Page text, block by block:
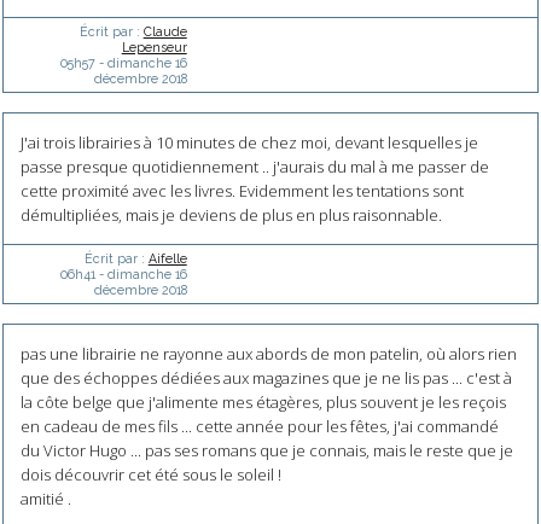
Écrit par : Claude
Lepenseur
05h57- dimanche 16
décembre 2018
J'ai trois librairies à 10 minutes de chez moi, devant lesquelles je
passe presque quotidiennement .. j'aurais du mal à me passer de
cette proximité avec les livres. Evidemment les tentations sont
démultipliées, mais je deviens de plus en plus raisonnable.
Écrit par : Aifelle
06h41 - dimanche 16
décembre 2018
pas une librairie ne rayonne aux abords de mon patelin, où alors rien
que des échoppes dédiées aux magazines que je ne lis pas ... c'est à
la côte belge que j'alimente mes étagères, plus souvent je les reçois
en cadeau de mes fils ... cette année pour les fêtes, j'ai commandé
du Victor Hugo ... pas ses romans que je connais, mais le reste que je
dois découvrir cet été sous le soleil !
amitié .